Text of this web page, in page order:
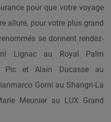
pour que votre voyage
allure, pour votre plus grand
se donnent rendez-
Lignac au Royal Palm
Pic et Alain Ducasse au
Gorni au Shangri-La
Meunier au LUX Grand